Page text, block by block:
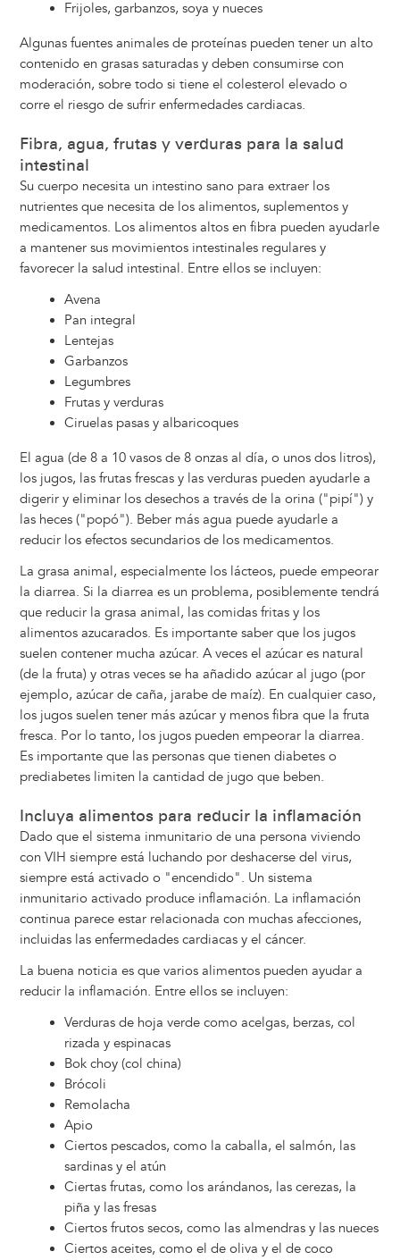
Frijoles, garbanzos, soya y nueces
Algunas fuentes animales de proteínas pueden tener un alto
contenido en grasas saturadas y deben consumirse con
moderación, sobre todo si tiene el colesterol elevado o
corre el riesgo de sufrir enfermedades cardiacas.
Fibra, agua, frutas y verduras para la salud
intestinal
Su cuerpo necesita un intestino sano para extraer los
nutrientes que necesita de los alimentos, suplementos y
medicamentos. Los alimentos altos en fibra pueden ayudarle
a mantener sus movimientos intestinales regulares y
favorecer la salud intestinal. Entre ellos se incluyen:
Avena
Pan integral
Lentejas
Garbanzos
Legumbres
Frutas y verduras
Ciruelas pasas y albaricoques
El agua (de 8 a 10 vasos de 8 onzas al día, o unos dos litros),
los jugos, las frutas frescas y las verduras pueden ayudarle a
digerir y eliminar los desechos a través de la orina ("pipí") y
las heces ("popó"). Beber más agua puede ayudarle a
reducir los efectos secundarios de los medicamentos.
La grasa animal, especialmente los lácteos, puede empeorar
la diarrea. Si la diarrea es un problema, posiblemente tendrá
que reducir la grasa animal, las comidas fritas y los
alimentos azucarados. Es importante saber que los jugos
suelen contener mucha azúcar. A veces el azúcar es natural
(de la fruta) y otras veces se ha añadido azúcar al jugo (por
ejemplo, azúcar de caña, jarabe de maíz). En cualquier caso,
los jugos suelen tener más azúcar y menos fibra que la fruta
fresca. Por lo tanto, los jugos pueden empeorar la diarrea.
Es importante que las personas que tienen diabetes o
prediabetes limiten la cantidad de jugo que beben.
Incluya alimentos para reducir la inflamación
Dado que el sistema inmunitario de una persona viviendo
con VIH siempre está luchando por deshacerse del virus,
siempre está activado o "encendido". Un sistema
inmunitario activado produce inflamación. La inflamación
continua parece estar relacionada con muchas afecciones,
incluidas las enfermedades cardiacas y el cáncer.
La buena noticia es que varios alimentos pueden ayudar a
reducir la inflamación. Entre ellos se incluyen:
Verduras de hoja verde como acelgas, berzas, col
rizada y espinacas
Bok choy (col china)
Brócoli
Remolacha
Apio
Ciertos pescados, como la caballa, el salmón, las
sardinas y el atún
Ciertas frutas, como los arándanos, las cerezas, la
piña y las fresas
Ciertos frutos secos, como las almendras y las nueces
Ciertos aceites, como el de oliva y el de coco